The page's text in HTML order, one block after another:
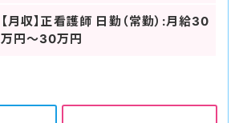
【月収】正看護師 日勤（常勤）:月給30
万円～30万円